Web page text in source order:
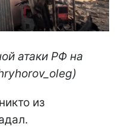
атаки РФ на
из